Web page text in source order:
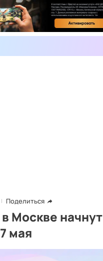
Поделиться
Москве начнут
мая